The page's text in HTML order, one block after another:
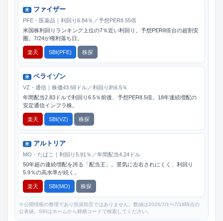
米 ファイザー
PFE・医薬品｜利回り6.84％／予想PER8.55倍
米国株利回りランキング上位の7％近い利回り。予想PER8倍台の超割安
圏。7/24が権利落ち日。
楽天 SBI(PFE) 株探
米 ベライゾン
VZ・通信｜株価43.68ドル／利回り約6.5％
年間配当2.83ドルで利回り6.5％前後、予想PER8.5倍。18年連続増配の
安定通信インフラ株。
楽天 SBI(VZ) 株探
米 アルトリア
MO・たばこ｜利回り5.91％／年間配当4.24ドル
50年超の連続増配を誇る「配当王」。景気に左右されにくく、利回り
5.9％の高水準が続く。
楽天 SBI(MO) 株探
※公開情報の整理であり投資助言ではありません。数値は2026/7/1〜7/18時点の
公表値。SBIはホームから銘柄コードで検索してください。